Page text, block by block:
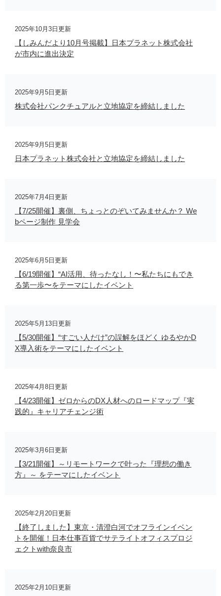
2025年10月3日更新
【しみんだより10月号掲載】日本プラネット株式会社
が市内に進出決定
2025年9月5日更新
株式会社パンクチュアルと立地協定を締結しました
2025年9月5日更新
日本プラネット株式会社と立地協定を締結しました
2025年7月4日更新
【7/25開催】裏側、ちょっとのぞいてみませんか？ We
bページ制作 見学会
2025年6月5日更新
【6/19開催】“AI活用、待ったなし！〜私たちにもでき
る第一歩〜をテーマにしたイベント
2025年5月13日更新
【5/30開催】“すごい人だけ”の誤解をほどく ゆるやかD
X導入術をテーマにしたイベント
2025年4月8日更新
【4/23開催】ゼロからのDX人材へのロードマップ『実
践的』キャリアチェンジ術
2025年3月6日更新
【3/21開催】～リモートワークで叶った『理想の働き
方』～ をテーマにしたイベント
2025年2月20日更新
【終了しました】東京・清澄白河でオフラインイベン
トを開催！日本仕事百貨でサテライトオフィスプロジ
ェクトwith奈良市
2025年2月10日更新